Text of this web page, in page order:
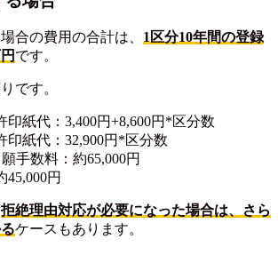
合の費用の合計は、 1区分10年間の登録
です。
です。
印紙代：3,400円+8,600円*区分数
印紙代：32,900円*区分数
手数料：約65,000円
45,000円
拒絶理由対応が必要になった場合は、さら
ケースもあります。